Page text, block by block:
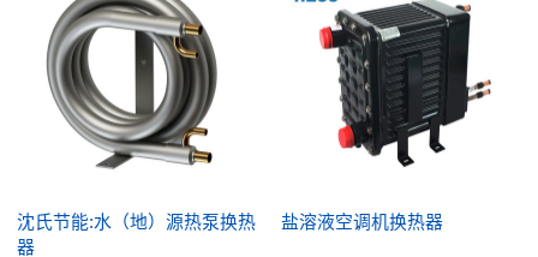
沈氏节能:水（地）源热泵换热
器
盐溶液空调机换热器